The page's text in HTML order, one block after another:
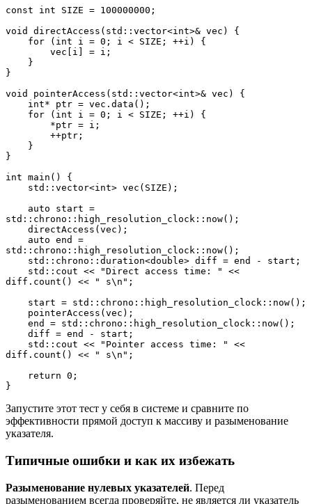
const int SIZE = 100000000;
void directAccess(std::vector<int>& vec) {
    for (int i = 0; i < SIZE; ++i) {
        vec[i] = i;
    }
}
void pointerAccess(std::vector<int>& vec) {
    int* ptr = vec.data();
    for (int i = 0; i < SIZE; ++i) {
        *ptr = i;
        ++ptr;
    }
}
int main() {
    std::vector<int> vec(SIZE);
std::chrono::high_resolution_clock::now();
    directAccess(vec);
std::chrono::high_resolution_clock::now();
    std::chrono::duration<double> diff = end - start;
diff.count() << " s\n";
    start = std::chrono::high_resolution_clock::now();
    pointerAccess(vec);
    end = std::chrono::high_resolution_clock::now();
    diff = end - start;
diff.count() << " s\n";
    return 0;
}
Запустите этот тест у себя в системе и сравните по
эффективности прямой доступ к массиву и разыменование
указателя.
Типичные ошибки и как их избежать
Разыменование нулевых указателей. Перед
разыменованием всегда проверяйте, не является ли указатель